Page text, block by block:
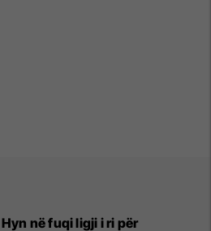
Hyn në fuqi ligji i ri për